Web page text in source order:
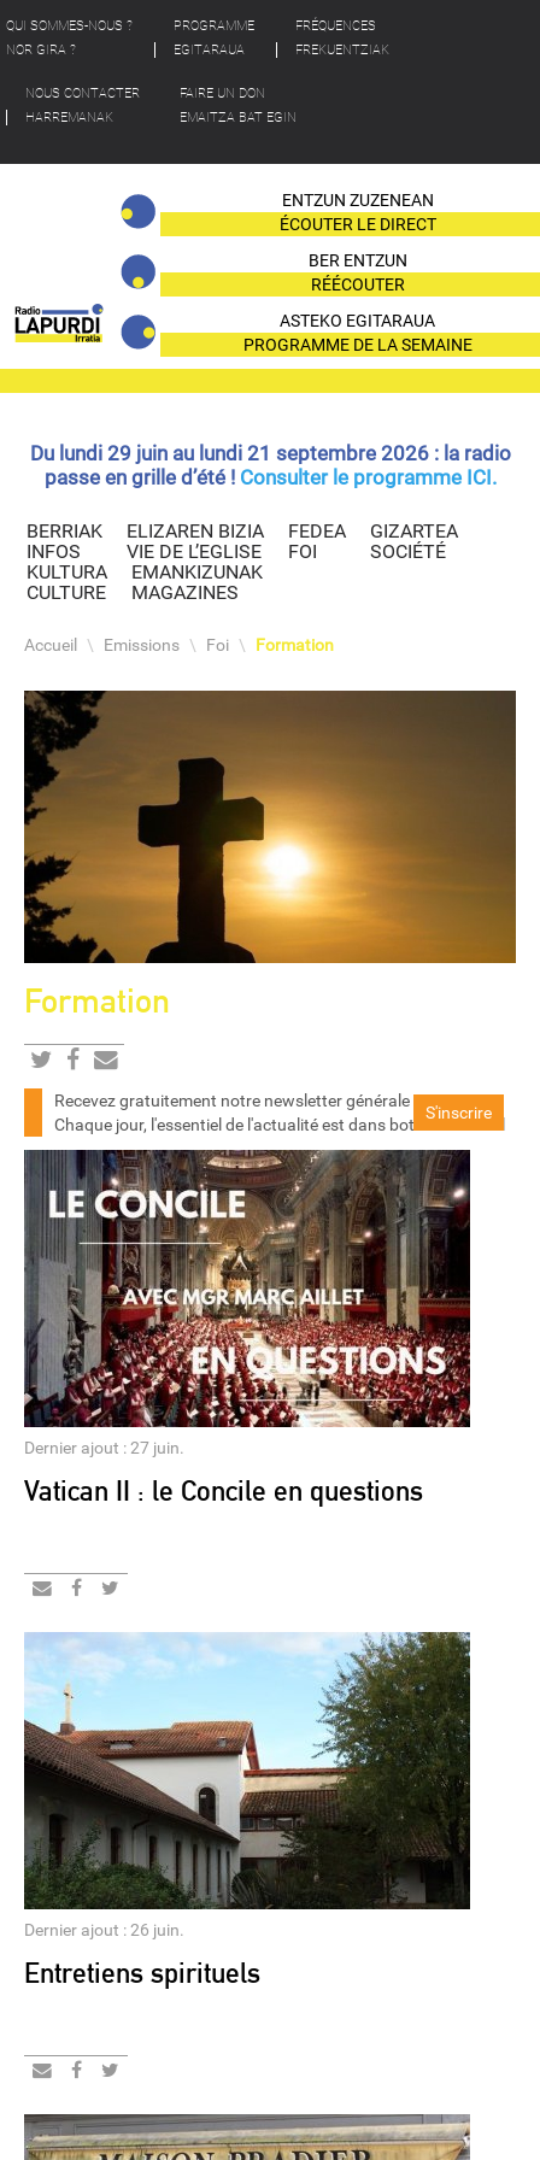
QUI SOMMES-NOUS ?
NOR GIRA ?
PROGRAMME
EGITARAUA
FRÉQUENCES
FREKUENTZIAK
NOUS CONTACTER
HARREMANAK
FAIRE UN DON
EMAITZA BAT EGIN
ENTZUN ZUZENEAN
ÉCOUTER LE DIRECT
BER ENTZUN
RÉÉCOUTER
ASTEKO EGITARAUA
PROGRAMME DE LA SEMAINE
Du lundi 29 juin au lundi 21 septembre 2026 : la radio
passe en grille d’été ! Consulter le programme ICI.
BERRIAK
INFOS
ELIZAREN BIZIA
VIE DE L’EGLISE
FEDEA
FOI
GIZARTEA
SOCIÉTÉ
KULTURA
CULTURE
EMANKIZUNAK
MAGAZINES
Accueil \ Emissions \ Foi \ Formation
Formation
Recevez gratuitement notre newsletter générale
Chaque jour, l'essentiel de l'actualité est dans botre boite mail
S'inscrire
Dernier ajout : 27 juin.
Vatican II : le Concile en questions
Dernier ajout : 26 juin.
Entretiens spirituels